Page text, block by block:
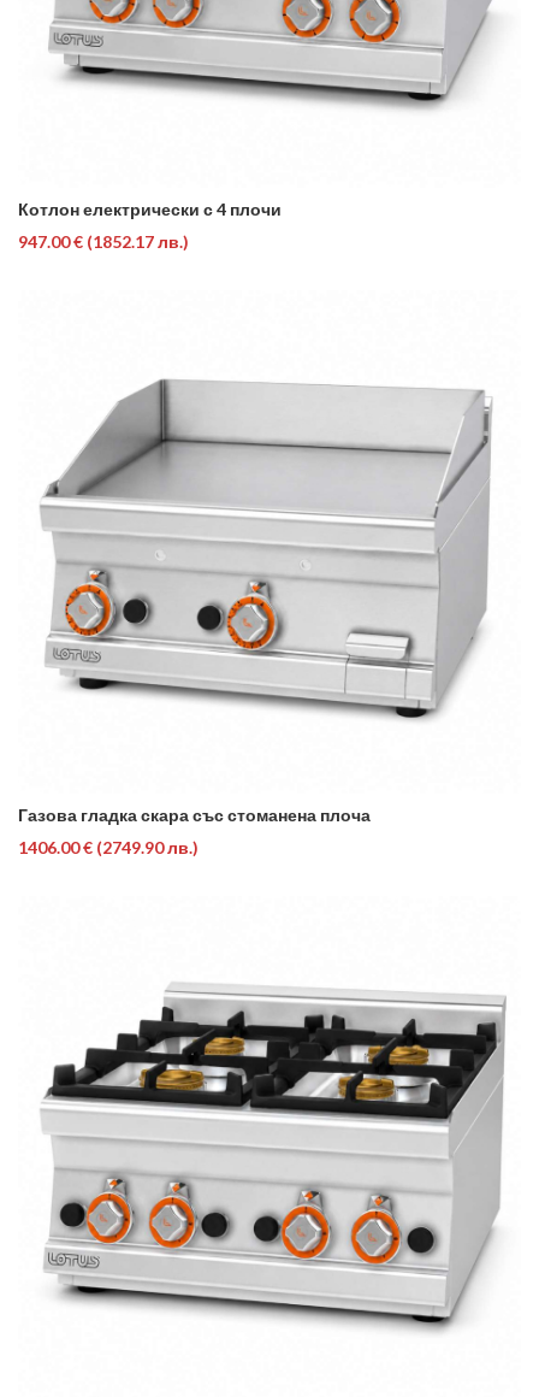
Котлон електрически с 4 плочи
947.00 € (1852.17 лв.)
Газова гладка скара със стоманена плоча
1406.00 € (2749.90 лв.)